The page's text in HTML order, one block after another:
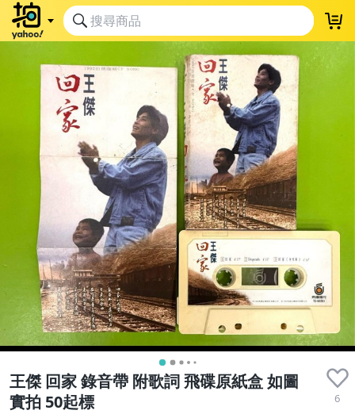
王傑 回家 錄音帶 附歌詞 飛碟原紙盒 如圖
實拍 50起標
6